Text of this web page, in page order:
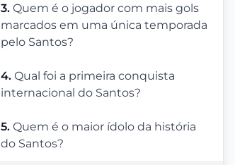
3. Quem é o jogador com mais gols
marcados em uma única temporada
pelo Santos?
4. Qual foi a primeira conquista
internacional do Santos?
5. Quem é o maior ídolo da história
do Santos?